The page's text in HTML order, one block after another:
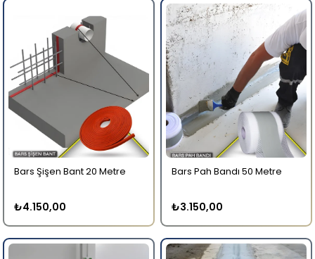
Bars Şişen Bant 20 Metre
₺4.150,00
Bars Pah Bandı 50 Metre
₺3.150,00